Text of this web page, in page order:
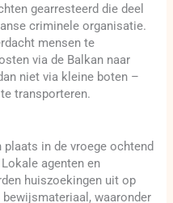
gearresteerd die deel
criminele organisatie.
mensen te
via de Balkan naar
niet via kleine boten –
transporteren.
in de vroege ochtend
agenten en
huiszoekingen uit op
waaronder